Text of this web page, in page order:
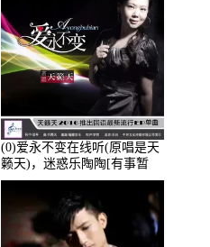
(0)爱永不变在线听(原唱是天
籁天)，迷惑乐陶陶[有事暂
离]演唱点播:27678次